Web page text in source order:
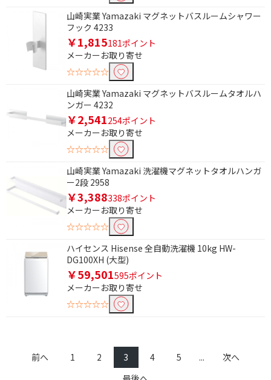
山崎実業 Yamazaki マグネットバスルームシャワー
フック 4233
￥1,815181ポイント
メーカーお取り寄せ
☆☆☆☆☆
山崎実業 Yamazaki マグネットバスルームタオルハ
ンガー 4232
￥2,541254ポイント
メーカーお取り寄せ
☆☆☆☆☆
山崎実業 Yamazaki 洗濯機マグネットタオルハンガ
ー2段 2958
￥3,388338ポイント
メーカーお取り寄せ
☆☆☆☆☆
ハイセンス Hisense 全自動洗濯機 10kg HW-
DG100XH (大型)
￥59,501595ポイント
メーカーお取り寄せ
☆☆☆☆☆
前へ 1 2 3 4 5 ...
次へ